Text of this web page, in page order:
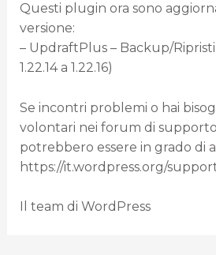
Questi plugin ora sono
versione:
– UpdraftPlus – Backup/
1.22.14 a 1.22.16)
Se incontri problemi o hai
volontari nei forum di
potrebbero essere in grado di
https://it.wordpress.org/
Il team di WordPress